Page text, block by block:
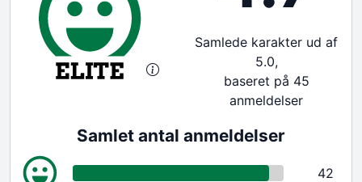
Samlede karakter ud af
5.0,
baseret på 45
anmeldelser
Samlet antal anmeldelser
42